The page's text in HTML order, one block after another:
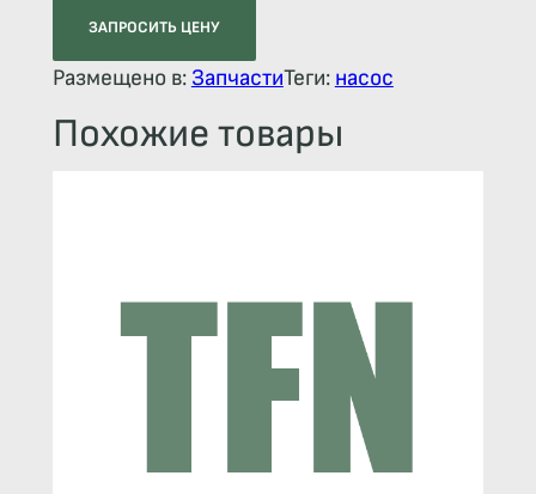
ЗАПРОСИТЬ ЦЕНУ
Размещено в: ЗапчастиТеги: насос
Похожие товары